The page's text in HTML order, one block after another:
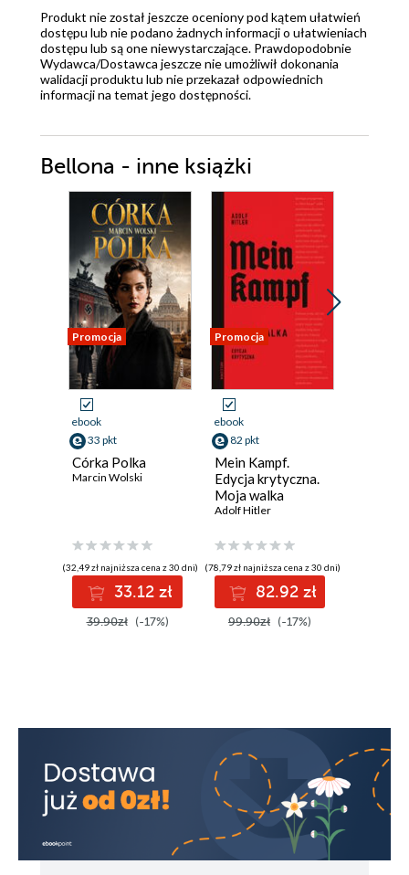
Produkt nie został jeszcze oceniony pod kątem ułatwień
dostępu lub nie podano żadnych informacji o ułatwieniach
dostępu lub są one niewystarczające. Prawdopodobnie
Wydawca/Dostawca jeszcze nie umożliwił dokonania
walidacji produktu lub nie przekazał odpowiednich
informacji na temat jego dostępności.
Bellona - inne książki
Promocja
ebook
33 pkt
Córka Polka
Marcin Wolski
(32,49 zł najniższa cena z 30 dni)
33.12 zł
39.90zł (-17%)
Promocja
ebook
82 pkt
Mein Kampf.
Edycja krytyczna.
Moja walka
Adolf Hitler
(78,79 zł najniższa cena z 30 dni)
82.92 zł
99.90zł (-17%)